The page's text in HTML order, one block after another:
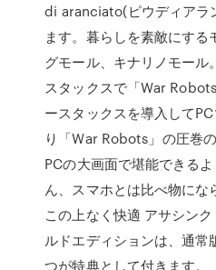
di aranciato(ピウディアラ
ます。暮らしを素敵にす
グモール、キナリノモール
スタックスで「War
ースタックスを導入して
り「War Robots」の圧巻
PCの大画面で堪能できる
ん、スマホとは比べ物にな
この上なく快適 アサシン
ルドエディションは、通
つが特典として付きます。